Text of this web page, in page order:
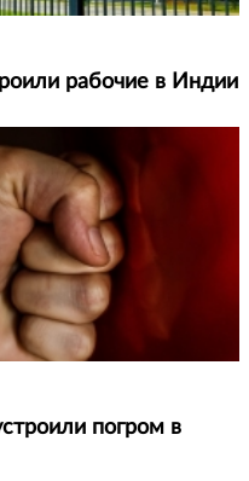
рабочие в Индии
погром в